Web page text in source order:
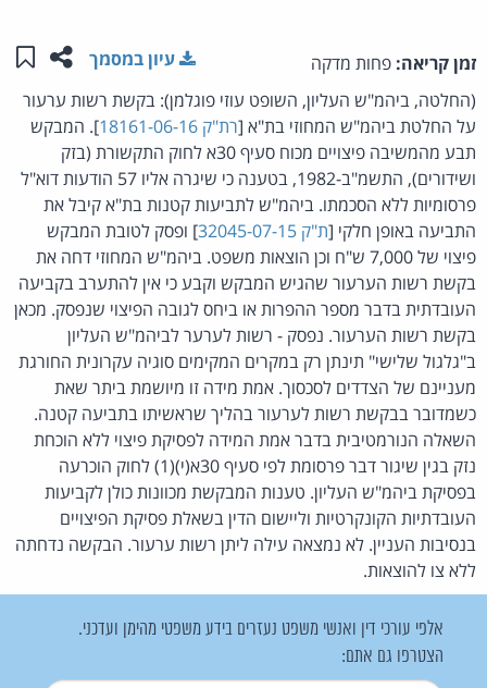
זמן קריאה: פחות מדקה שתפו
עיון במסמך
(החלטה, ביהמ"ש העליון, השופט עוזי פוגלמן): בקשת רשות ערעור
על החלטת ביהמ"ש המחוזי בת"א [רת"ק 18161-06-16
]. המבקש
תבע מהמשיבה פיצויים מכוח סעיף 30א לחוק התקשורת (בזק
ושידורים), התשמ"ב-1982, בטענה כי שיגרה אליו 57 הודעות דוא"ל
פרסומיות ללא הסכמתו. ביהמ"ש לתביעות קטנות בת"א קיבל את
התביעה באופן חלקי [ת"ק 32045-07-15
] ופסק לטובת המבקש
פיצוי של 7,000 ש"ח וכן הוצאות משפט. ביהמ"ש המחוזי דחה את
בקשת רשות הערעור שהגיש המבקש וקבע כי אין להתערב בקביעה
העובדתית בדבר מספר ההפרות או ביחס לגובה הפיצוי שנפסק. מכאן
בקשת רשות הערעור. נפסק - רשות לערער לביהמ"ש העליון
ב"גלגול שלישי" תינתן רק במקרים המקימים סוגיה עקרונית החורגת
מעניינם של הצדדים לסכסוך. אמת מידה זו מיושמת ביתר שאת
כשמדובר בבקשת רשות לערעור בהליך שראשיתו בתביעה קטנה.
השאלה הנורמטיבית בדבר אמת המידה לפסיקת פיצוי ללא הוכחת
נזק בגין שיגור דבר פרסומת לפי סעיף 30א(י)(1) לחוק הוכרעה
בפסיקת ביהמ"ש העליון. טענות המבקשת מכוונות כולן לקביעות
העובדתיות הקונקרטיות וליישום הדין בשאלת פסיקת הפיצויים
בנסיבות העניין. לא נמצאה עילה ליתן רשות ערעור. הבקשה נדחתה
ללא צו להוצאות.
אלפי עורכי דין ואנשי משפט נעזרים בידע משפטי מהימן ועדכני.
הצטרפו גם אתם: